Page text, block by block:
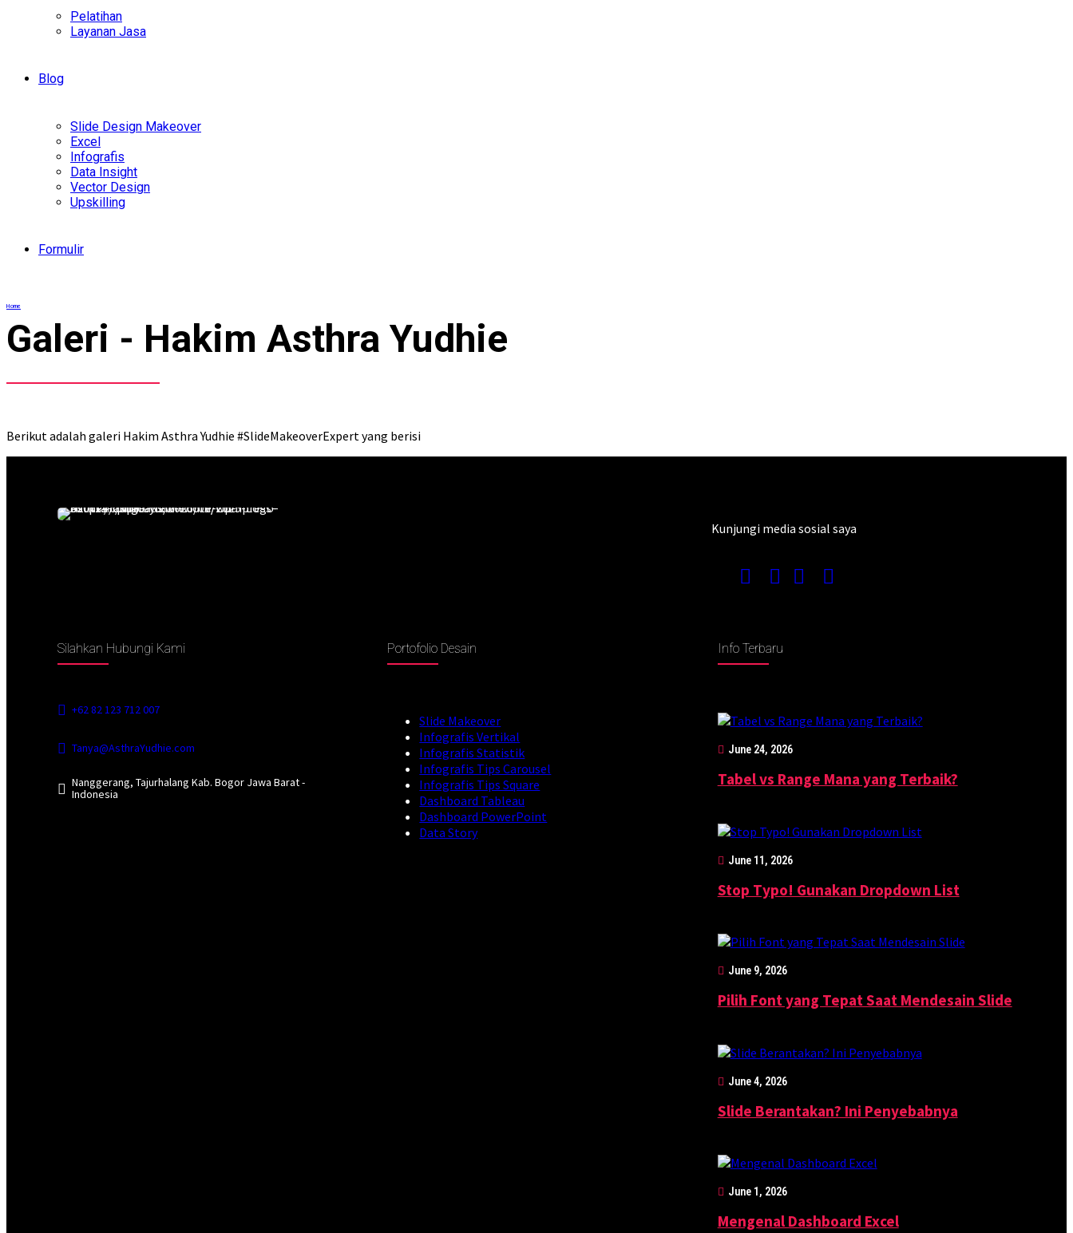
Pelatihan
Layanan Jasa
Blog
Slide Design Makeover
Excel
Infografis
Data Insight
Vector Design
Upskilling
Formulir
Home
Galeri - Hakim Asthra Yudhie
Berikut adalah galeri Hakim Asthra Yudhie #SlideMakeoverExpert yang berisi
Kunjungi media sosial saya
Silahkan Hubungi Kami
+62 82 123 712 007
Tanya@AsthraYudhie.com
Nanggerang, Tajurhalang Kab. Bogor Jawa Barat -
Indonesia
Portofolio Desain
Slide Makeover
Infografis Vertikal
Infografis Statistik
Infografis Tips Carousel
Infografis Tips Square
Dashboard Tableau
Dashboard PowerPoint
Data Story
Info Terbaru
June 24, 2026
Tabel vs Range Mana yang Terbaik?
June 11, 2026
Stop Typo! Gunakan Dropdown List
June 9, 2026
Pilih Font yang Tepat Saat Mendesain Slide
June 4, 2026
Slide Berantakan? Ini Penyebabnya
June 1, 2026
Mengenal Dashboard Excel